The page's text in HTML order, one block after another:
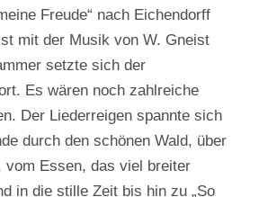
Freude“ nach Eichendorff
mit der Musik von W. Gneist
setzte sich der
Es wären noch zahlreiche
Der Liederreigen spannte sich
durch den schönen Wald, über
vom Essen, das viel breiter
in die stille Zeit bis hin zu „So